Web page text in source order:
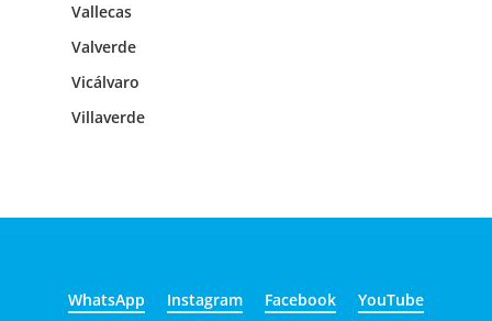
Vallecas
Valverde
Vicálvaro
Villaverde
WhatsApp Instagram Facebook YouTube